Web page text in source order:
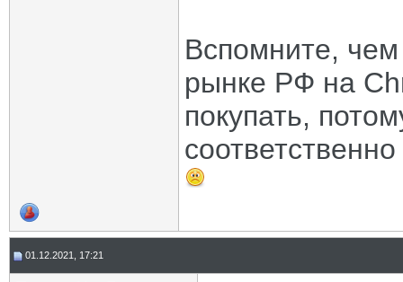
Вспомните,
рынке РФ на
покупать,
01.12.2021, 17:21